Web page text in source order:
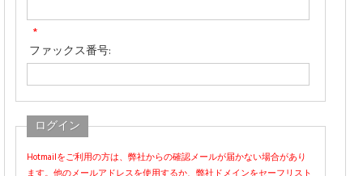
*
ファックス番号:
ログイン
Hotmailをご利用の方は、弊社からの確認メールが届かない場合があり